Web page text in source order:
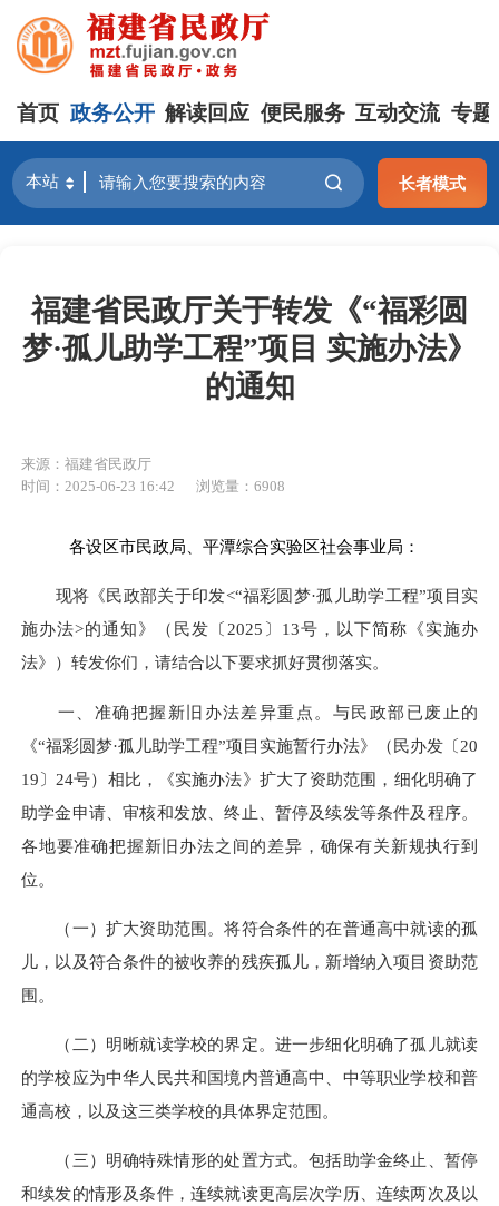
首页 政务公开 解读回应 便民服务 互动交流 专题
长者模式
福建省民政厅关于转发《“福彩圆
梦·孤儿助学工程”项目 实施办法》
的通知
来源：福建省民政厅
时间：2025-06-23 16:42
浏览量：6908
各设区市民政局、平潭综合实验区社会事业局：
现将《民政部关于印发<“福彩圆梦·孤儿助学工程”项目实
施办法>的通知》（民发〔2025〕13号，以下简称《实施办
法》）转发你们，请结合以下要求抓好贯彻落实。
一、准确把握新旧办法差异重点。与民政部已废止的
《“福彩圆梦·孤儿助学工程”项目实施暂行办法》（民办发〔20
19〕24号）相比，《实施办法》扩大了资助范围，细化明确了
助学金申请、审核和发放、终止、暂停及续发等条件及程序。
各地要准确把握新旧办法之间的差异，确保有关新规执行到
位。
（一）扩大资助范围。将符合条件的在普通高中就读的孤
儿，以及符合条件的被收养的残疾孤儿，新增纳入项目资助范
围。
（二）明晰就读学校的界定。进一步细化明确了孤儿就读
的学校应为中华人民共和国境内普通高中、中等职业学校和普
通高校，以及这三类学校的具体界定范围。
（三）明确特殊情形的处置方式。包括助学金终止、暂停
和续发的情形及条件，连续就读更高层次学历、连续两次及以